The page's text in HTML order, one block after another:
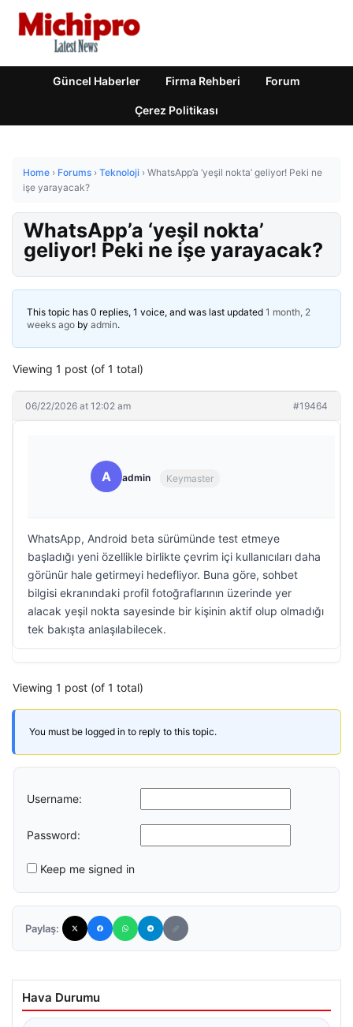
Güncel Haberler Firma Rehberi Forum
Çerez Politikası
Home › Forums › Teknoloji › WhatsApp’a ‘yeşil nokta’ geliyor! Peki ne
işe yarayacak?
WhatsApp’a ‘yeşil nokta’
geliyor! Peki ne işe yarayacak?
This topic has 0 replies, 1 voice, and was last updated 1 month, 2
weeks ago by admin.
Viewing 1 post (of 1 total)
06/22/2026 at 12:02 am #19464
A admin Keymaster
WhatsApp, Android beta sürümünde test etmeye
başladığı yeni özellikle birlikte çevrim içi kullanıcıları daha
görünür hale getirmeyi hedefliyor. Buna göre, sohbet
bilgisi ekranındaki profil fotoğraflarının üzerinde yer
alacak yeşil nokta sayesinde bir kişinin aktif olup olmadığı
tek bakışta anlaşılabilecek.
Viewing 1 post (of 1 total)
You must be logged in to reply to this topic.
Username:
Password:
Keep me signed in
Paylaş:
Hava Durumu